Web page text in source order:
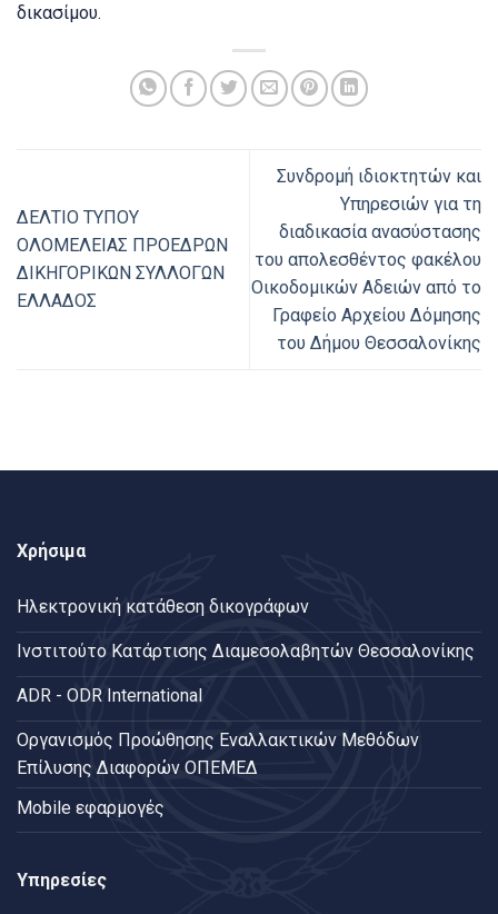
δικασίμου.
ΔΕΛΤΙΟ ΤΥΠΟΥ
ΟΛΟΜΕΛΕΙΑΣ ΠΡΟΕΔΡΩΝ
ΔΙΚΗΓΟΡΙΚΩΝ ΣΥΛΛΟΓΩΝ
ΕΛΛΑΔΟΣ
Συνδρομή ιδιοκτητών και
Υπηρεσιών για τη
διαδικασία ανασύστασης
του απολεσθέντος φακέλου
Οικοδομικών Αδειών από το
Γραφείο Αρχείου Δόμησης
του Δήμου Θεσσαλονίκης
Χρήσιμα
Ηλεκτρονική κατάθεση δικογράφων
Ινστιτούτο Κατάρτισης Διαμεσολαβητών Θεσσαλονίκης
ADR - ODR International
Oργανισμός Προώθησης Εναλλακτικών Μεθόδων
Επίλυσης Διαφορών ΟΠΕΜΕΔ
Mobile εφαρμογές
Υπηρεσίες